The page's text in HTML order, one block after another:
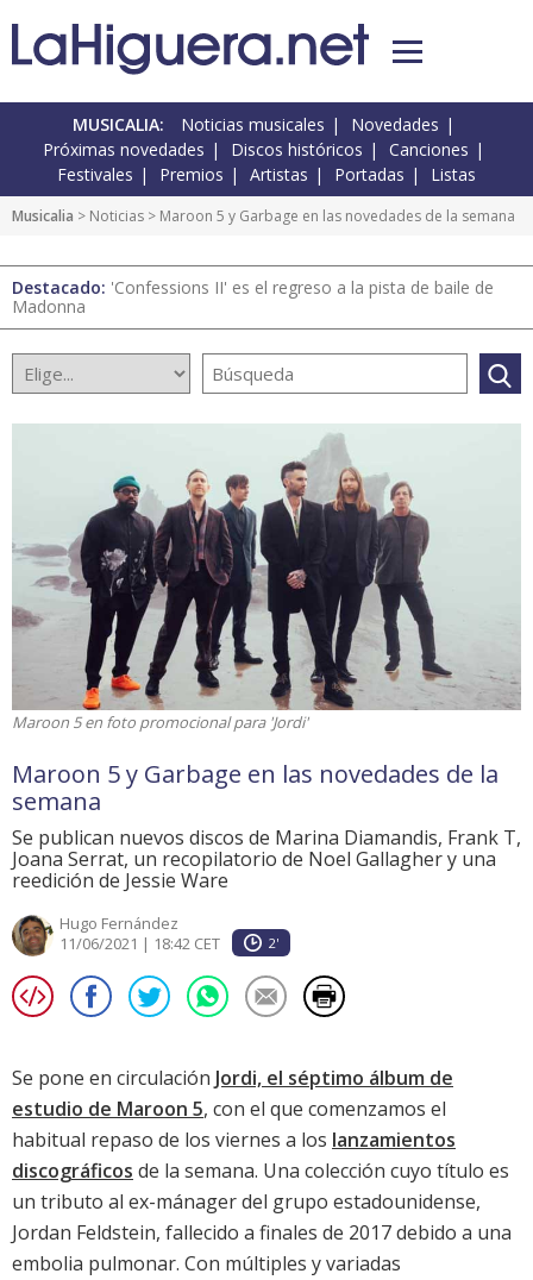
MUSICALIA: Noticias musicales
Novedades
Próximas novedades
Discos históricos
Canciones
Festivales
Premios Artistas Portadas Listas
Musicalia > Noticias > Maroon 5 y Garbage en las novedades de la semana
Destacado: 'Confessions II' es el regreso a la pista de baile de
Madonna
Maroon 5 en foto promocional para 'Jordi'
Maroon 5 y Garbage en las novedades de la
semana
Se publican nuevos discos de Marina Diamandis, Frank T,
Joana Serrat, un recopilatorio de Noel Gallagher y una
reedición de Jessie Ware
Hugo Fernández
11/06/2021 | 18:42 CET
2'
Se pone en circulación Jordi, el séptimo álbum de
estudio de Maroon 5, con el que comenzamos el
habitual repaso de los viernes a los lanzamientos
discográficos de la semana. Una colección cuyo título es
un tributo al ex-mánager del grupo estadounidense,
Jordan Feldstein, fallecido a finales de 2017 debido a una
embolia pulmonar. Con múltiples y variadas